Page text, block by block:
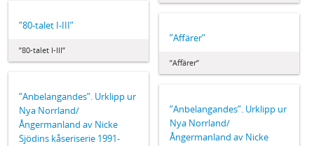
”80-talet I-III”
”80-talet I-III”
”Affärer”
”Affärer”
”Anbelangandes”. Urklipp ur
Nya Norrland/
Ångermanland av Nicke
Sjödins kåseriserie 1991-
”Anbelangandes”. Urklipp ur
Nya Norrland/
Ångermanland av Nicke